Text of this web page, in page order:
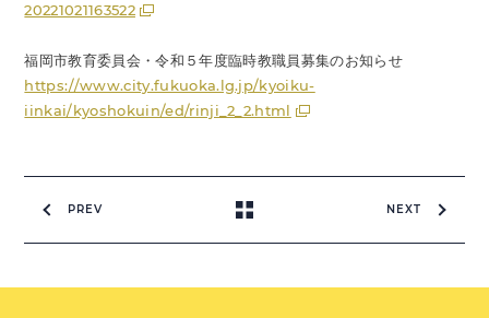
20221021163522
福岡市教育委員会・令和５年度臨時教職員募集のお知らせ
https://www.city.fukuoka.lg.jp/kyoiku-
iinkai/kyoshokuin/ed/rinji_2_2.html
PREV NEXT